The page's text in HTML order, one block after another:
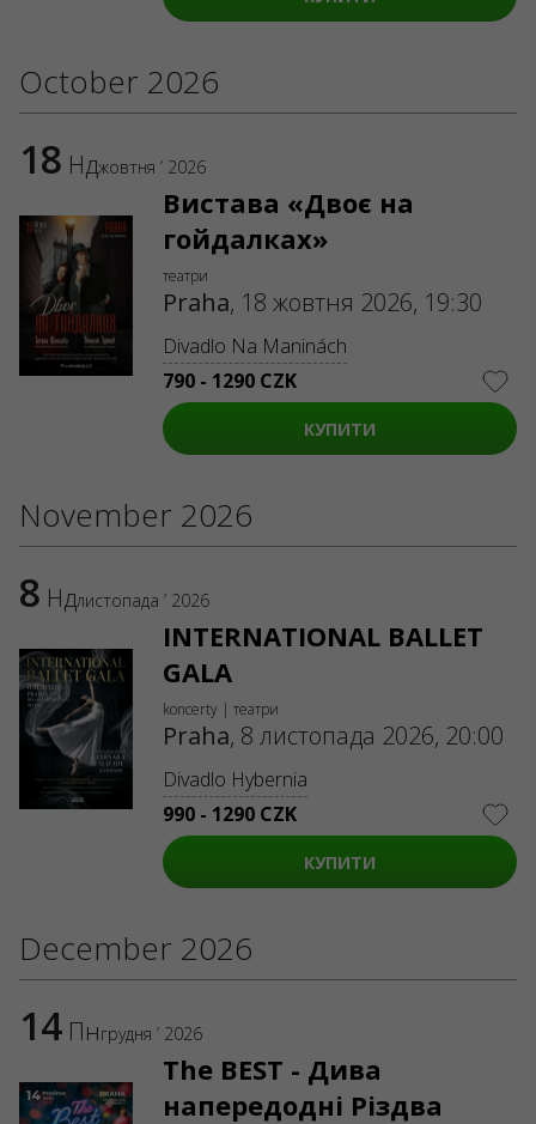
Organizers Logo for posters
Purchasing policy
October 2026
18 Нджовтня ’ 2026
Вистава «Двоє на
гойдалках»
театри
Praha, 18 жовтня 2026, 19:30
Divadlo Na Maninách
790 - 1290 CZK
КУПИТИ
November 2026
8 Ндлистопада ’ 2026
INTERNATIONAL BALLET
GALA
koncerty | театри
Praha, 8 листопада 2026, 20:00
Divadlo Hybernia
990 - 1290 CZK
КУПИТИ
December 2026
14 Пнгрудня ’ 2026
The BEST - Дива
напередодні Різдва